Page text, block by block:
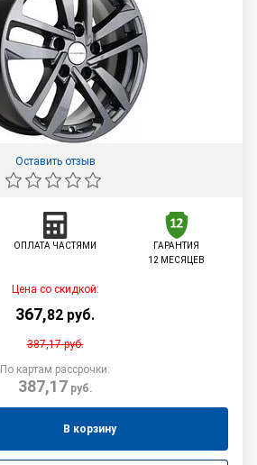
Оставить отзыв
ОПЛАТА ЧАСТЯМИ
ГАРАНТИЯ
12 МЕСЯЦЕВ
Цена со скидкой:
367,82 руб.
387,17руб.
По картам рассрочки:
387,17 руб.
В корзину